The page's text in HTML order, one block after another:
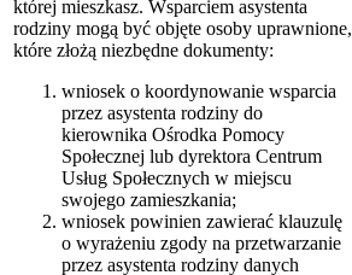
której mieszkasz. Wsparciem asystenta
rodziny mogą być objęte osoby uprawnione,
które złożą niezbędne dokumenty:
wniosek o koordynowanie wsparcia
przez asystenta rodziny do
kierownika Ośrodka Pomocy
Społecznej lub dyrektora Centrum
Usług Społecznych w miejscu
swojego zamieszkania;
wniosek powinien zawierać klauzulę
o wyrażeniu zgody na przetwarzanie
przez asystenta rodziny danych